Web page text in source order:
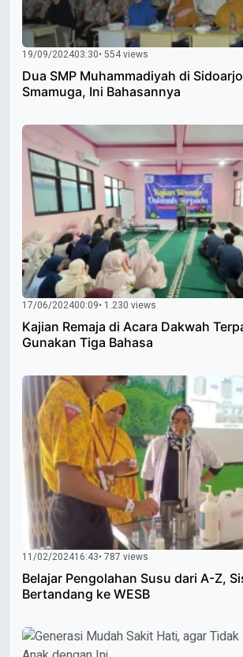
19/09/202403:30• 554 views
Dua SMP Muhammadiyah di
Smamuga, Ini Bahasannya
17/06/202400:09• 1.230 views
Kajian Remaja di Acara Dakwah
Gunakan Tiga Bahasa
11/02/202416:43• 787 views
Belajar Pengolahan Susu dari A-Z,
Bertandang ke WESB